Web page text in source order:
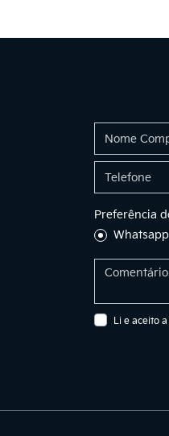
Preferência
Whatsapp
Li e aceito a